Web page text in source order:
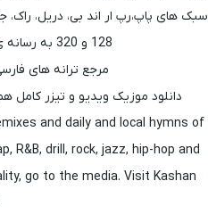
سبک های پاپ،رپ ار اند بی، دریل،
128 و 320 به رسانه ی کاشان موزیک مراجعه کنید
مرجع ترانه های
دانلود موزیک ویدیو و تیزر کامل
and daily and local hymns of
R&B, drill, rock, jazz, hip-hop and
go to the media. Visit Kashan